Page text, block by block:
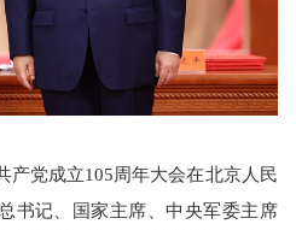
产党成立105周年大会在北京人民
书记、国家主席、中央军委主席